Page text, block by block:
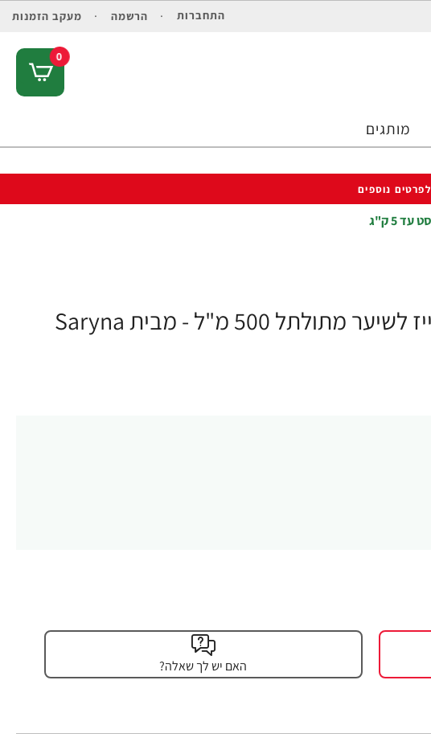
התחברות הרשמה מעקב הזמנות
0
מותגים
לפרטים נוספים
סרינה קיי Curl Control שיאה גלייז לשיער מתולתל 500 מ"ל - מבית Saryna
האם יש לך שאלה?